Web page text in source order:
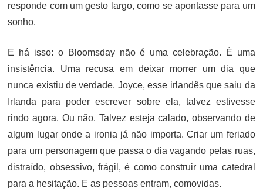
responde com um gesto largo, como se apontasse para um
sonho.
E há isso: o Bloomsday não é uma celebração. É uma
insistência. Uma recusa em deixar morrer um dia que
nunca existiu de verdade. Joyce, esse irlandês que saiu da
Irlanda para poder escrever sobre ela, talvez estivesse
rindo agora. Ou não. Talvez esteja calado, observando de
algum lugar onde a ironia já não importa. Criar um feriado
para um personagem que passa o dia vagando pelas ruas,
distraído, obsessivo, frágil, é como construir uma catedral
para a hesitação. E as pessoas entram, comovidas.